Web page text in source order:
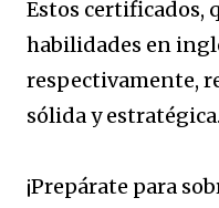
Estos certificados,
habilidades en
respectivamente,
sólida y estratégica.
¡Prepárate para